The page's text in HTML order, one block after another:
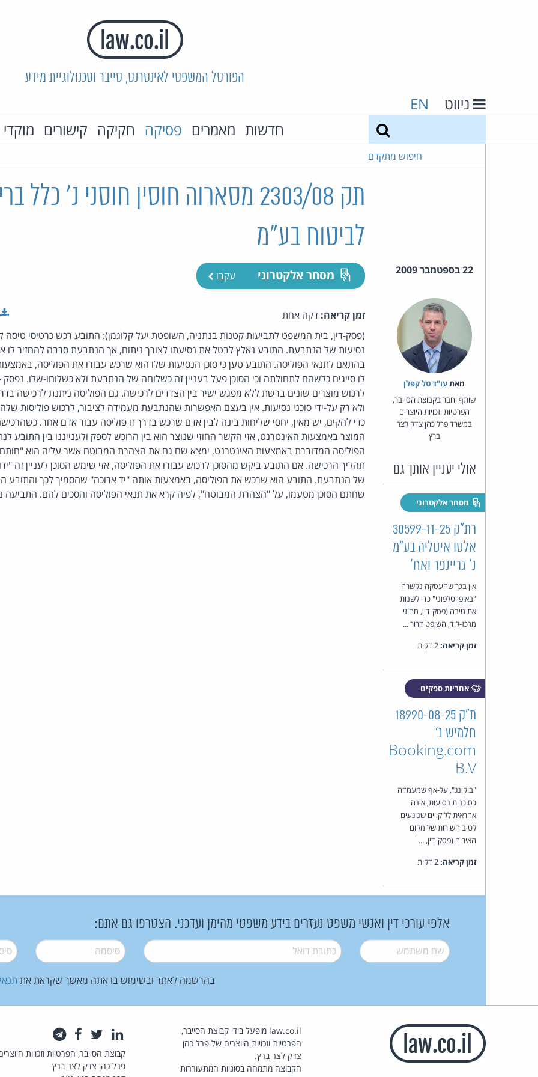
הפורטל המשפטי לאינטרנט, סייבר וטכנולוגיית מידע
ניווט EN
חדשות מאמרים פסיקה חקיקה קישורים
חיפוש מתקדם
תק 2303/08 מסארוה חוסין חוסני נ'
לביטוח בע"מ
22 בספטמבר 2009 מסחר אלקטרוני עקבו
מאת‏עו"ד טל קפלן
שותף וחבר בקבוצת הסייבר,
הפרטיות וזכויות היוצרים
במשרד פרל כהן צדק לצר
ברץ
אולי יעניין אותך גם
מסחר אלקטרוני
רת"ק 30599-11-25
אלטו איטליה בע"מ
נ' גריינפר ואח'
אין בכך שהעסקה נקשרה
"באופן טלפוני" כדי לשנות
את טיבה (פסק-דין, מחוזי
מרכז-לוד, השופט דרור ...
זמן קריאה:
אחריות ספקים
ת"ק 18990-08-25
חלמיש נ'
Booking.com
B.V
"בוקינג", על-אף שמעמדה
כסוכנות נסיעות, אינה
אחראית לליקויים שנוגעים
לטיב השירות של מקום
האירוח (פסק-דין, ...
זמן קריאה:
זמן קריאה: דקה אחת
(פסק-דין, בית המשפט לתביעות קטנות בנתניה, השופטת יעל קלוגמן): התובע רכש כרטיסי טיסה
נסיעות של הנתבעת. התובע נאלץ לבטל את נסיעתו לצורך ניתוח, אך הנתבעת סרבה להחזיר לו
בהתאם לתנאי הפוליסה. התובע טען כי סוכן הנסיעות שלו הוא שרכש עבורו את הפוליסה,
לו סייגים כלשהם לתחולתה וכי הסוכן פעל בעניין זה כשלוחה של הנתבעת ולא כשלוחו-שלו. נפסק
לרכוש מוצרים שונים ברשת ללא מפגש ישיר בין הצדדים לרכישה. גם הפוליסה ניתנת לרכישה בדרך
ולא רק על-ידי סוכני נסיעות. אין בעצם האפשרות שהנתבעת מעמידה לציבור, לרכוש פוליסות
כדי להקים, יש מאין, יחסי שליחות בינה לבין אדם שרכש בדרך זו פוליסה עבור אדם אחר.
המוצר באמצעות האינטרנט, אזי הקשר החוזי שנוצר הוא בין הרוכש לספק ולענייננו בין
הפוליסה המדוברת באמצעות האינטרנט, ימצא שם גם את הצהרת המבוטח אשר עליה הוא
תהליך הרכישה. אם התובע ביקש מהסוכן לרכוש עבורו את הפוליסה, אזי שימש הסוכן לעניין זה
של הנתבעת. התובע הוא שרכש את הפוליסה, באמצעות אותה "יד ארוכה" שהסמיך לכך והתובע
שחתם הסוכן מטעמו, על "הצהרת המבוטח", לפיה קרא את תנאי הפוליסה והסכים להם. התביעה
אלפי עורכי דין ואנשי משפט נעזרים בידע משפטי מהימן ועדכני. הצטרפו גם אתם:
שם משתמש* דואל* סיסמה*
בהרשמה לאתר ובשימוש בו אתה מאשר שקראת את
law.co.il מופעל בידי קבוצת הסייבר,
הפרטיות וזכויות היוצרים של פרל כהן
צדק לצר ברץ.
הקבוצה מתמחה בסוגיות המתעוררות
לינקדאין
טוויטרפייסבוק
קבוצת הסייבר, הפרטיות וזכויות
פרל כהן צדק לצר ברץ